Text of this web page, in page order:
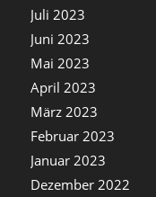
Juli 2023
Juni 2023
Mai 2023
April 2023
März 2023
Februar 2023
Januar 2023
Dezember 2022